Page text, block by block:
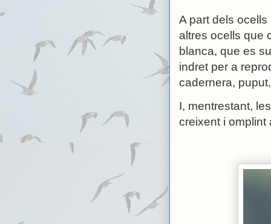
A part dels
altres ocells que
blanca, que es
indret per a
cadernera,
I, mentrestant,
creixent i